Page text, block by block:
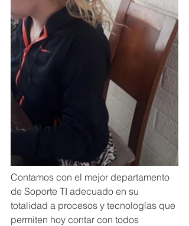
Contamos con el mejor departamento
de Soporte TI adecuado en su
totalidad a procesos y tecnologías que
permiten hoy contar con todos